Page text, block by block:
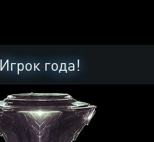
Игрок года!